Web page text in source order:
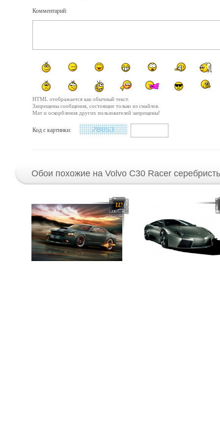
Комментарий:
HTML отображается как обычный текст.
Запрещены сообщения, состоящие только из смайлов.
Мат и оскорбления других пользователей запрещены!
Код с картинки:
Обои похожие на Volvo C30 Racer